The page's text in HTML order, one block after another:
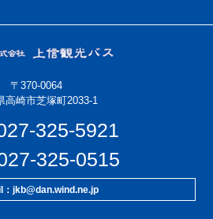
〒370-0064
高崎市芝塚町2033-1
325-5921
325-0515
：jkb@dan.wind.ne.jp